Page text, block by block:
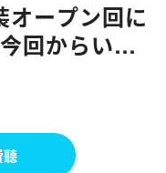
ープン回に
回からいろ
!